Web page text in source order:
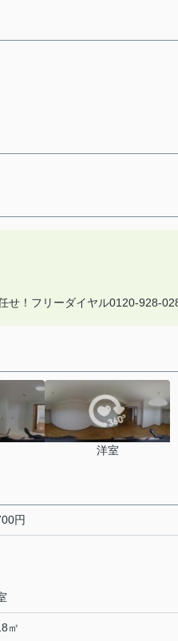
！フリーダイヤル0120-928-
洋室
円
㎡